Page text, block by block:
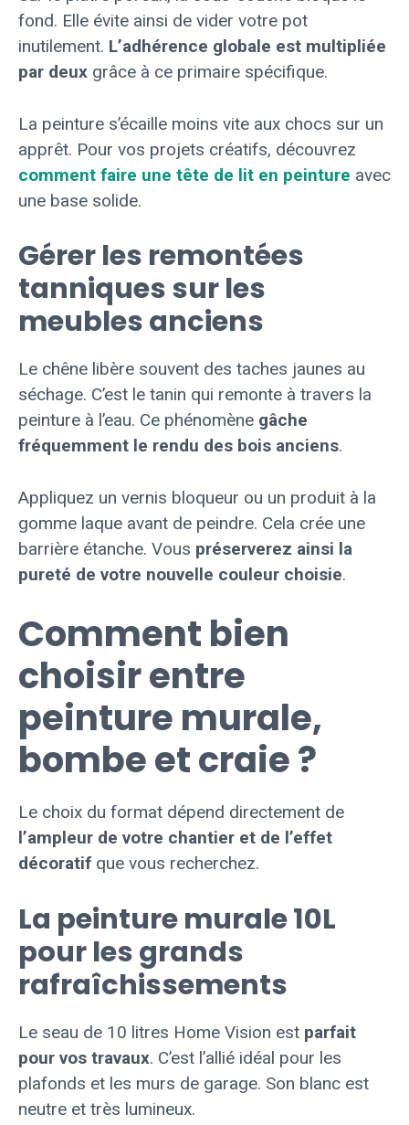
fond. Elle évite ainsi de vider votre pot
inutilement. L’adhérence globale est multipliée
par deux grâce à ce primaire spécifique.
La peinture s’écaille moins vite aux chocs sur un
apprêt. Pour vos projets créatifs, découvrez
comment faire une tête de lit en peinture avec
une base solide.
Gérer les remontées
tanniques sur les
meubles anciens
Le chêne libère souvent des taches jaunes au
séchage. C’est le tanin qui remonte à travers la
peinture à l’eau. Ce phénomène gâche
fréquemment le rendu des bois anciens.
Appliquez un vernis bloqueur ou un produit à la
gomme laque avant de peindre. Cela crée une
barrière étanche. Vous préserverez ainsi la
pureté de votre nouvelle couleur choisie.
Comment bien
choisir entre
peinture murale,
bombe et craie ?
Le choix du format dépend directement de
l’ampleur de votre chantier et de l’effet
décoratif que vous recherchez.
La peinture murale 10L
pour les grands
rafraîchissements
Le seau de 10 litres Home Vision est parfait
pour vos travaux. C’est l’allié idéal pour les
plafonds et les murs de garage. Son blanc est
neutre et très lumineux.